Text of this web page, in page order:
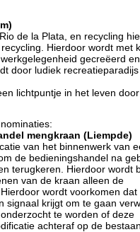
de la Plata, en recycling
Hierdoor wordt met
gecreëerd
door ludiek recreatieparadijs
lichtpuntje in het leven
mengkraan (Liempde)
van het binnenwerk van
de bedieningshandel na
terugkeren. Hierdoor wordt
van de kraan alleen de
wordt voorkomen dat
signaal krijgt om te gaan
te worden of deze
achteraf op de